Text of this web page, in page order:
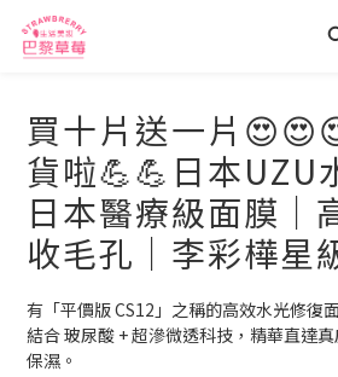
買十片送一片
貨啦💪💪日本UZU
日本醫療級面膜｜
收毛孔｜李彩樺星
有「平價版 CS12」之稱的高效水光修復
結合 玻尿酸 + 超滲微透科技，精華直達
保濕。